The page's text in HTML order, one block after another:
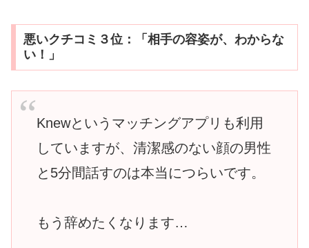
悪いクチコミ３位：「相手の容姿が、わからな
い！」
Knewというマッチングアプリも利用
していますが、清潔感のない顔の男性
と5分間話すのは本当につらいです。
もう辞めたくなります…